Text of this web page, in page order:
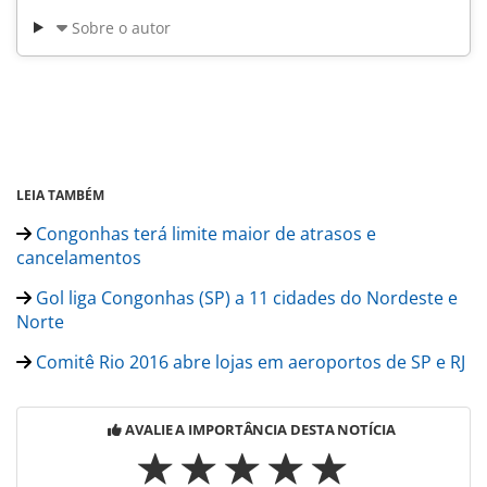
Sobre o autor
LEIA TAMBÉM
Congonhas terá limite maior de atrasos e
cancelamentos
Gol liga Congonhas (SP) a 11 cidades do Nordeste e
Norte
Comitê Rio 2016 abre lojas em aeroportos de SP e RJ
AVALIE A IMPORTÂNCIA DESTA NOTÍCIA